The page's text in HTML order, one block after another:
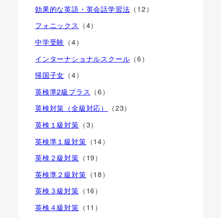
効果的な英語・英会話学習法 （12）
フォニックス （4）
中学受験 （4）
インターナショナルスクール （6）
帰国子女 （4）
英検準2級プラス （6）
英検対策（全級対応）
（23）
英検１級対策 （3）
英検準１級対策 （14）
英検２級対策 （19）
英検準２級対策 （18）
英検３級対策 （16）
英検４級対策 （11）